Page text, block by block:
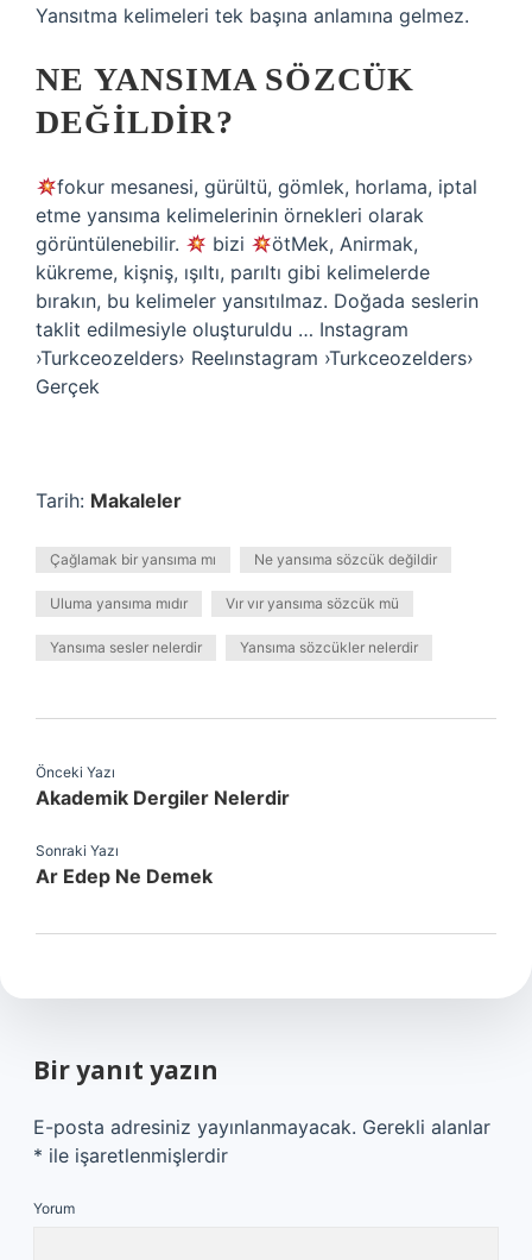
Yansıtma kelimeleri tek başına anlamına gelmez.
NE YANSIMA SÖZCÜK
DEĞILDIR?
fokur mesanesi, gürültü, gömlek, horlama, iptal
etme yansıma kelimelerinin örnekleri olarak
görüntülenebilir.
bizi
ötMek, Anirmak,
kükreme, kişniş, ışıltı, parıltı gibi kelimelerde
bırakın, bu kelimeler yansıtılmaz. Doğada seslerin
taklit edilmesiyle oluşturuldu … Instagram
›Turkceozelders› Reelınstagram ›Turkceozelders›
Gerçek
Tarih: Makaleler
Çağlamak bir yansıma mı Ne yansıma sözcük değildir
Uluma yansıma mıdır Vır vır yansıma sözcük mü
Yansıma sesler nelerdir Yansıma sözcükler nelerdir
Önceki Yazı
Akademik Dergiler Nelerdir
Sonraki Yazı
Ar Edep Ne Demek
Bir yanıt yazın
E-posta adresiniz yayınlanmayacak. Gerekli alanlar
* ile işaretlenmişlerdir
Yorum